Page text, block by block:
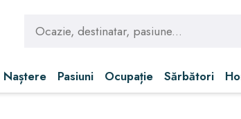
Pasiuni Ocupație Sărbători